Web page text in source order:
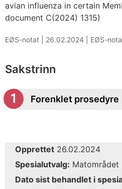
avian influenza in certain
document C(2024) 1315)
EØS-notat | 26.02.2024 EØS-
Sakstrinn
Forenklet prosedyre
Opprettet 26.02.2024
Spesialutvalg: Matområdet
Dato sist behandlet i